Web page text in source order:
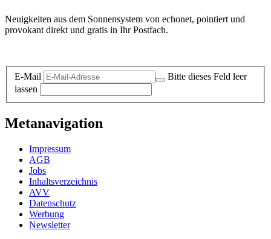
Neuigkeiten aus dem Sonnensystem von echonet, pointiert und
provokant direkt und gratis in Ihr Postfach.
E-Mail
Bitte dieses Feld leer
lassen
Metanavigation
Impressum
AGB
Jobs
Inhaltsverzeichnis
AVV
Datenschutz
Werbung
Newsletter